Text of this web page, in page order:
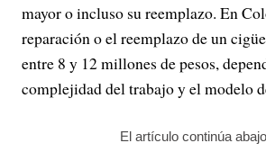
mayor o incluso su reemplazo. En
reparación o el reemplazo de un
entre 8 y 12 millones de pesos,
complejidad del trabajo y el modelo
El artículo continúa abajo